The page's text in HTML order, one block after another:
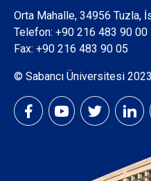
Orta Mahalle, 34956 Tuzla,
Telefon: +90 216 483 90 00
Fax: +90 216 483 90 05
© Sabancı Üniversitesi 2023